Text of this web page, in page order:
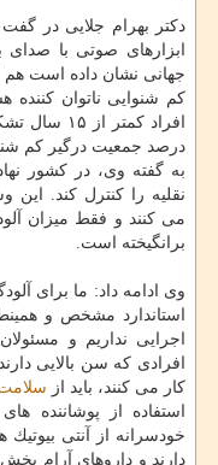
دكتر بهرام جلایی در گفت
ابزارهای صوتی با صدای
افراد
درصد جمعیت درگیر كم
به گفته وی، در كشور
نقلیه را كنترل كند. این
می كنند و فقط میزان
برانگیخته است.
وی ادامه داد: ما برای
استاندارد مشخص و
اجرایی نداریم و
افرادی كه سن بالایی
كار می كنند، باید از
استفاده از پوشاننده
خودسرانه از آنتی بیوتیك
دارند و داروهای آرام